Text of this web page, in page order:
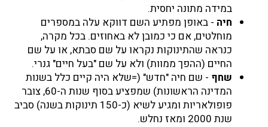
במידה מתונה יחסית.
חיה - באופן מפתיע השם דווקא עלה במספרים
מוחלטים, אם כי כמובן לא באחוזים. בכל מקרה,
כנראה שהתינוקות נקראו על שם סבתא, או על שם
החיים (ההפך ממוות) ולא על שם "בעל חיים" גנרי.
שחף - שם חיה "חדש" (=שלא היה קיים כלל בשנות
המדינה הראשונות) שמפציע בסוף שנות ה-60, צובר
פופולאריות ומגיע לשיא (כ-150 תינוקות בשנה) סביב
שנת 2000 ומאז נחלש.